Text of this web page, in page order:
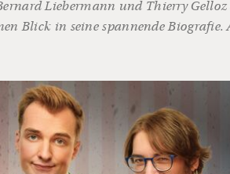
Liebermann und Thierry Gelloz
Blick in seine spannende